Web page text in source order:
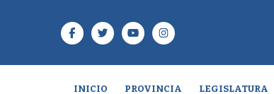
INICIO PROVINCIA LEGISLATURA